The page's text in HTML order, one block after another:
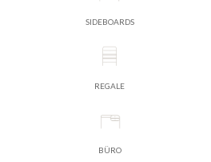
SIDEBOARDS
REGALE
BÜRO